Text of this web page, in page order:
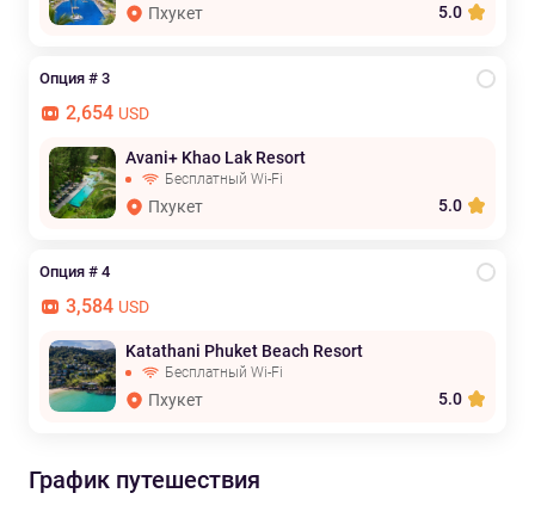
Пхукет 5.0
Опция # 3
2,654 USD
Avani+ Khao Lak Resort
Бесплатный Wi-Fi
Пхукет 5.0
Опция # 4
3,584 USD
Katathani Phuket Beach Resort
Бесплатный Wi-Fi
Пхукет 5.0
График путешествия